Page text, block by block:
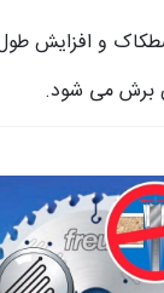
و افزایش
برش می شود.